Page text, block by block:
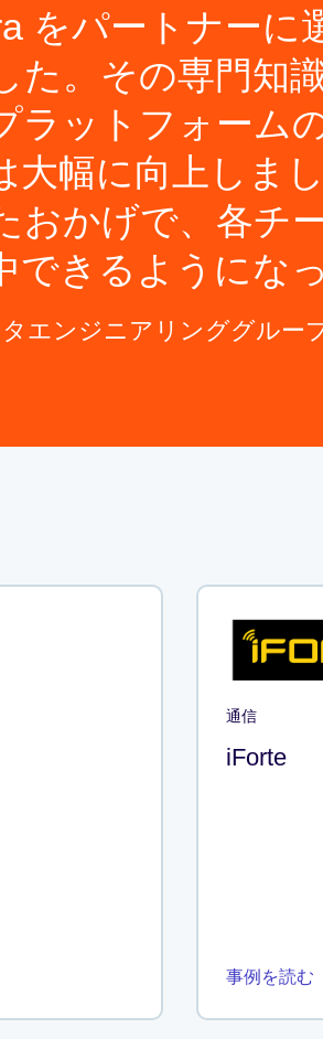
をパートナーに
た。その専門知
ラットフォーム
大幅に向上しま
おかげで、各チ
できるようにな
タエンジニアリンググルー
通信
iForte
事例を読む